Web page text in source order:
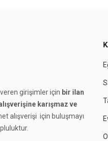
girişimler için bir ilan
karışmaz ve
alışverişi için buluşmayı